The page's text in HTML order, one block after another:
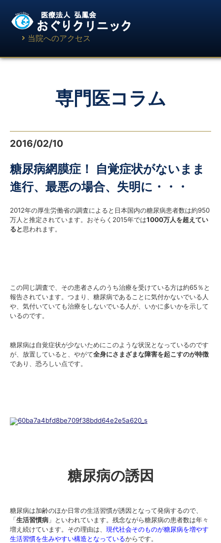
当院へのアクセス
専門医コラム
2016/02/10
糖尿病網膜症！ 自覚症状がないまま
進行、最悪の場合、失明に・・・
2012年の厚生労働省の調査によると日本国内の糖尿病患者数は約950
万人と推定されています。おそらく2015年では1000万人を超えてい
ると思われます。
この同じ調査で、その患者さんのうち治療を受けている方は約65％と
報告されています。つまり、糖尿病であることに気付かないでいる人
や、気付いていても治療をしないでいる人が、いかに多いかを示して
いるのです。
糖尿病は自覚症状が少ないためにこのような状況となっているのです
が、放置していると、やがて全身にさまざまな障害を起こすのが特徴
であり、恐ろしい点です。
糖尿病の誘因
糖尿病は加齢のほか日常の生活習慣が誘因となって発病するので、
「生活習慣病 」といわれています。残念ながら糖尿病の患者数は年々
増え続けています。その理由は、 現代社会そのものが糖尿病を増やす
生活習慣を生みやすい構造となっているからです。